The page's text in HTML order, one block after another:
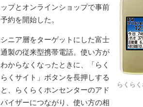
らくら
ップとオンラインショップで事前
予約を開始した。
シニア層をターゲットにした富士
通製の従来型携帯電話。使い方が
わからなくなったときに、「らく
らくサイト」ボタンを長押しする
と、らくらくホンセンターのアド
バイザーにつながり、使い方の相